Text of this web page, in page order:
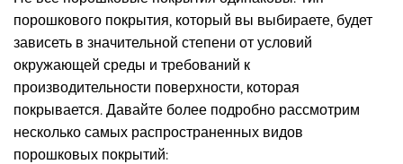
порошкового покрытия, который вы выбираете, будет
зависеть в значительной степени от условий
окружающей среды и требований к
производительности поверхности, которая
покрывается. Давайте более подробно рассмотрим
несколько самых распространенных видов
порошковых покрытий: